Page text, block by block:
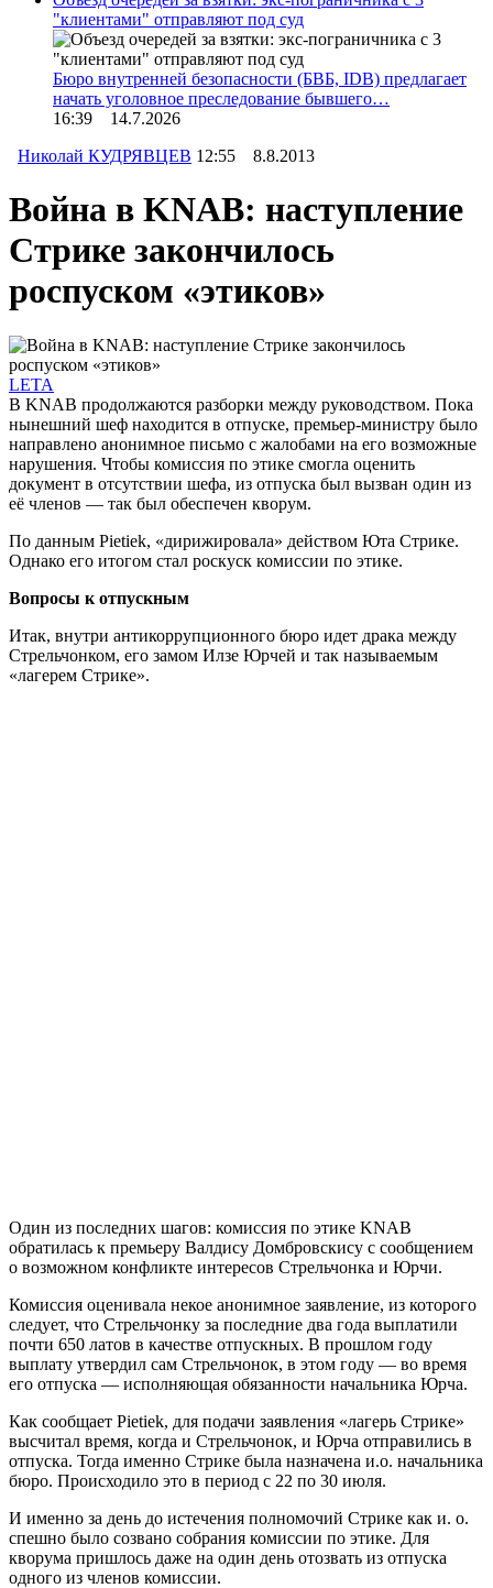
"клиентами" отправляют под суд
Бюро внутренней безопасности (БВБ, IDB) предлагает
начать уголовное преследование бывшего…
16:39 14.7.2026
Николай КУДРЯВЦЕВ 12:55 8.8.2013
Война в KNAB: наступление
Стрике закончилось
роспуском «этиков»
LETA
В KNAB продолжаются разборки между руководством. Пока
нынешний шеф находится в отпуске, премьер-министру было
направлено анонимное письмо с жалобами на его возможные
нарушения. Чтобы комиссия по этике смогла оценить
документ в отсутствии шефа, из отпуска был вызван один из
её членов — так был обеспечен кворум.
По данным Pietiek, «дирижировала» действом Юта Стрике.
Однако его итогом стал роскуск комиссии по этике.
Вопросы к отпускным
Итак, внутри антикоррупционного бюро идет драка между
Стрельчонком, его замом Илзе Юрчей и так называемым
«лагерем Стрике».
Один из последних шагов: комиссия по этике KNAB
обратилась к премьеру Валдису Домбровскису с сообщением
о возможном конфликте интересов Стрельчонка и Юрчи.
Комиссия оценивала некое анонимное заявление, из которого
следует, что Стрельчонку за последние два года выплатили
почти 650 латов в качестве отпускных. В прошлом году
выплату утвердил сам Стрельчонок, в этом году — во время
его отпуска — исполняющая обязанности начальника Юрча.
Как сообщает Pietiek, для подачи заявления «лагерь Стрике»
высчитал время, когда и Стрельчонок, и Юрча отправились в
отпуска. Тогда именно Стрике была назначена и.о. начальника
бюро. Происходило это в период с 22 по 30 июля.
И именно за день до истечения полномочий Стрике как и. о.
спешно было созвано собрания комиссии по этике. Для
кворума пришлось даже на один день отозвать из отпуска
одного из членов комиссии.